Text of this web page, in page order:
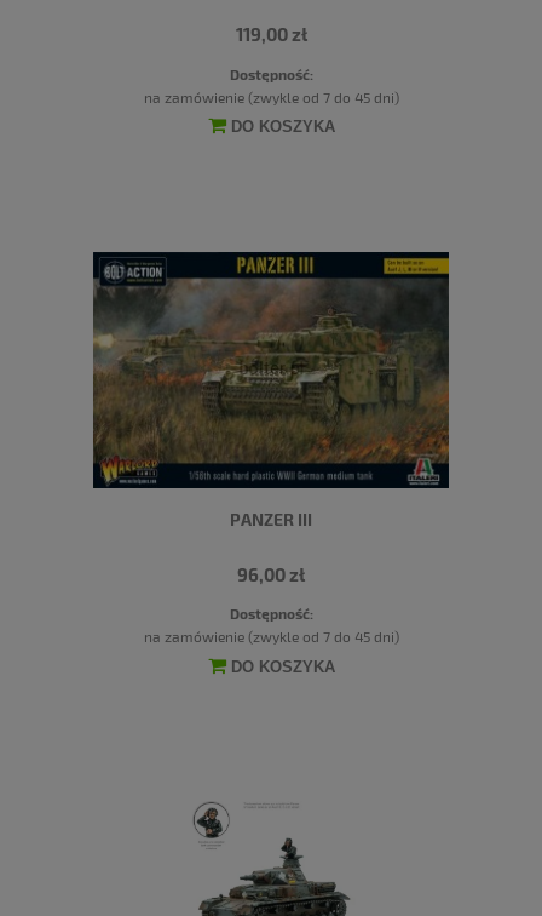
119,00 zł
Dostępność:
na zamówienie (zwykle od 7 do 45 dni)
DO KOSZYKA
PANZER III
96,00 zł
Dostępność:
na zamówienie (zwykle od 7 do 45 dni)
DO KOSZYKA